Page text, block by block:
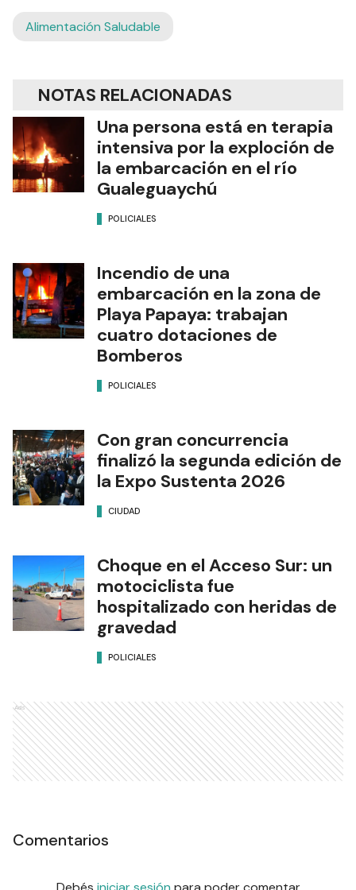
Alimentación Saludable
NOTAS RELACIONADAS
Una persona está en terapia
intensiva por la exploción de
la embarcación en el río
Gualeguaychú
POLICIALES
Incendio de una
embarcación en la zona de
Playa Papaya: trabajan
cuatro dotaciones de
Bomberos
POLICIALES
Con gran concurrencia
finalizó la segunda edición de
la Expo Sustenta 2026
CIUDAD
Choque en el Acceso Sur: un
motociclista fue
hospitalizado con heridas de
gravedad
POLICIALES
Ads
Comentarios